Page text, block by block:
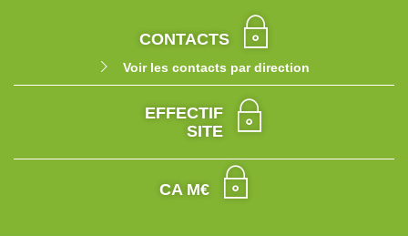
CONTACTS
Voir les contacts par direction
EFFECTIF
SITE
CA M€